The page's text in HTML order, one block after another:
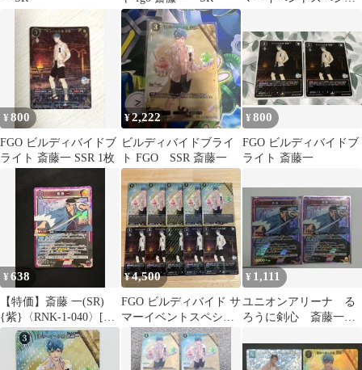
斎藤一
¥800
FGO ビルディバイドブ
ライト 斎藤一 SSR 1枚
¥2,222
ビルディバイドブライ
ト FGO SSR 斎藤一
¥800
FGO ビルディバイドブ
ライト 斎藤一
¥638
【特価】斎藤 一(SR)
{紫}〈RNK-1-040〉[る
ろうに剣心 －明治剣客
浪漫譚－]ユニアリ ユ
ニオンアリーナ
¥4,500
FGO ビルディバイド サ
マーイベントスペシャ
ル SR 斎藤一 10枚
¥ 1,111
ユニオンアリーナ る
ろうに剣心 斎藤一